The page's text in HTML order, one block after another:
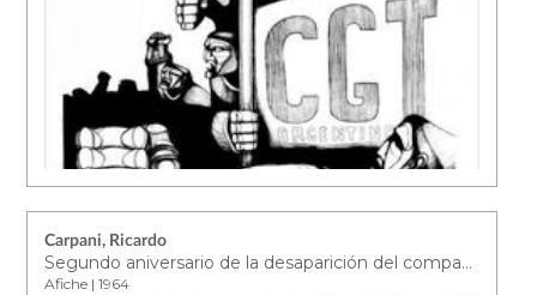
Carpani, Ricardo
Segundo aniversario de la desaparición del compañero Felipe Vallese
Afiche | 1964